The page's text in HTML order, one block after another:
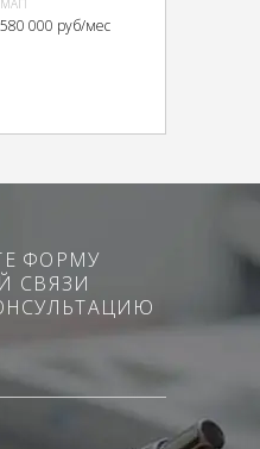
МАП
580 000 руб/мес
ФОРМУ
СВЯЗИ